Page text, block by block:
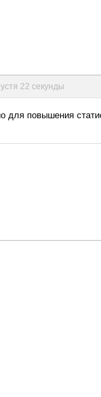
22 секунды
для повышения